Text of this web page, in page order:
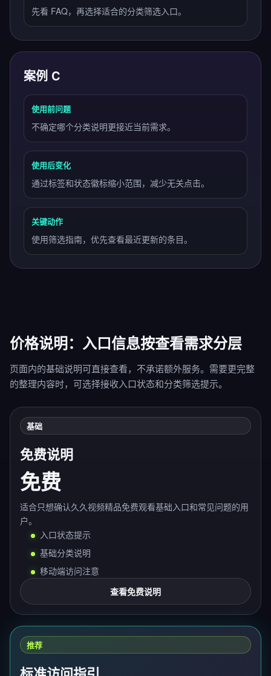
先看 FAQ，再选择适合的分类筛选入口。
案例 C
使用前问题
不确定哪个分类说明更接近当前需求。
使用后变化
通过标签和状态徽标缩小范围，减少无关点击。
关键动作
使用筛选指南，优先查看最近更新的条目。
价格说明：入口信息按查看需求分层
页面内的基础说明可直接查看，不承诺额外服务。需要更完整
的整理内容时，可选择接收入口状态和分类筛选提示。
基础
免费说明
免费
适合只想确认久久视频精品免费观看基础入口和常见问题的用
户。
入口状态提示
基础分类说明
移动端访问注意
查看免费说明
推荐